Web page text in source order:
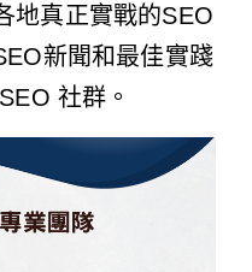
地真正實戰的SEO
新聞和最佳實踐
社群。